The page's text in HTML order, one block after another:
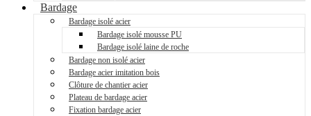
Bardage
Bardage isolé acier
Bardage isolé mousse PU
Bardage isolé laine de roche
Bardage non isolé acier
Bardage acier imitation bois
Clôture de chantier acier
Plateau de bardage acier
Fixation bardage acier